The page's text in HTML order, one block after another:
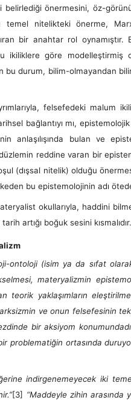
belirlediği önermesini, öz-
nitelikteki önerme,
bir anahtar rol
ikiliklere göre modelleştirmiş
bu durum, bilim-olmayandan
felsefedeki malum
bağlantıyı mı,
anlaşılışında bulan ve
reddine varan bir
(dışsal nitelik) olduğu
bu epistemolojinin adı
okullarıyla, haddini bilmeli
artığı boğuk sesini kısmalıdır.
ontoloji (isim ya da sıfat
materyalizmin
teorik yaklaşımların
ve onun felsefesinin
bir aksiyom
problematiğin ortasında
indirgenemeyecek iki
[3]
“Maddeyle zihin arasında